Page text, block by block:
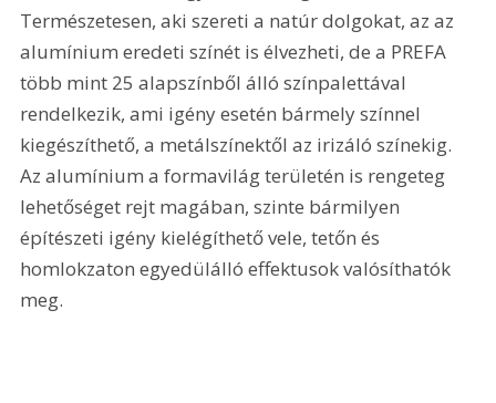
Természetesen, aki szereti a natúr dolgokat, az az
alumínium eredeti színét is élvezheti, de a PREFA
több mint 25 alapszínből álló színpalettával
rendelkezik, ami igény esetén bármely színnel
kiegészíthető, a metálszínektől az irizáló színekig.
Az alumínium a formavilág területén is rengeteg
lehetőséget rejt magá­ban, szinte bármilyen
építészeti igény kielégíthető vele, tetőn és
homlokzaton egyedülálló effektusok valósíthatók
meg.